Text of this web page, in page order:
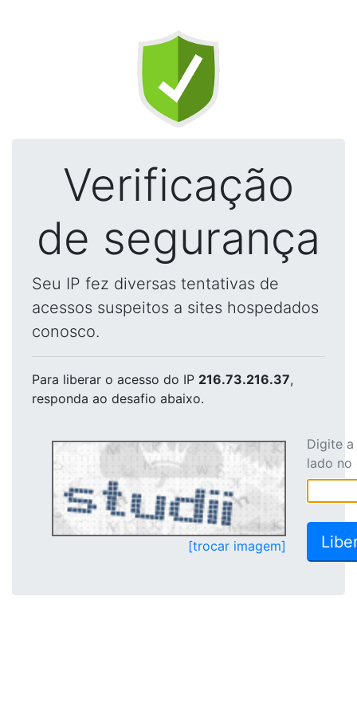
Verificação
de segurança
Seu IP fez diversas tentativas de
acessos suspeitos a sites hospedados
conosco.
Para liberar o acesso do IP 216.73.216.37,
responda ao desafio abaixo.
[trocar imagem]
Digite
lado no